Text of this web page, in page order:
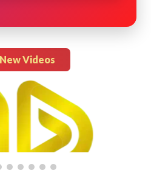
New Videos